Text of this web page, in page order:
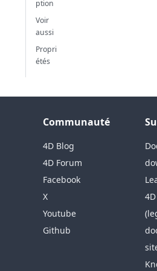
ption
Voir
aussi
Propri
étés
Communauté
4D Blog
4D Forum
Facebook
X
Youtube
Github